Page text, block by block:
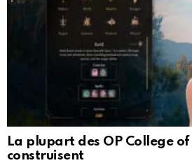
La plupart des OP College
construisent